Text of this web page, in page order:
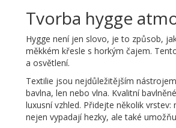
Tvorba hygge
Hygge není jen slovo, je to způsob,
měkkém křesle s horkým čajem.
a osvětlení.
Textilie jsou nejdůležitějším
bavlna, len nebo vlna. Kvalitní
luxusní vzhled. Přidejte několik
nejen vypadají hezky, ale také